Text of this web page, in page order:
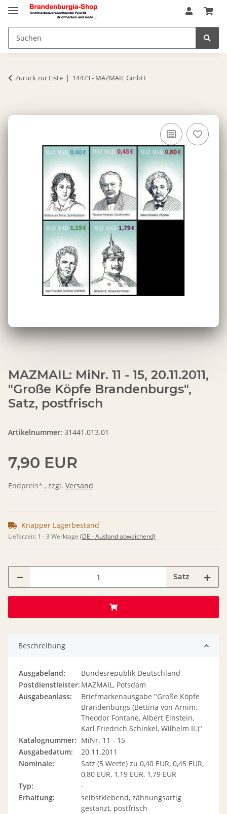
Zurück zur Liste 14473 - MAZMAIL GmbH
MAZMAIL: MiNr. 11 - 15, 20.11.2011,
"Große Köpfe Brandenburgs",
Satz, postfrisch
Artikelnummer: 31441.013.01
7,90 EUR
Endpreis* , zzgl. Versand
Knapper Lagerbestand
Lieferzeit: 1 - 3 Werktage (DE - Ausland abweichend)
Satz
Beschreibung
Ausgabeland:
Bundesrepublik Deutschland
Postdienstleister: MAZMAIL, Potsdam
Ausgabeanlass:
Briefmarkenausgabe "Große Köpfe
Brandenburgs (Bettina von Arnim,
Theodor Fontane, Albert Einstein,
Karl Friedrich Schinkel, Wilhelm II.)"
Katalognummer: MiNr. 11 - 15
Ausgabedatum:
20.11.2011
Nominale:
Satz (5 Werte) zu 0,40 EUR, 0,45 EUR,
0,80 EUR, 1,19 EUR, 1,79 EUR
Typ:
-
Erhaltung:
selbstklebend, zähnungsartig
gestanzt, postfrisch